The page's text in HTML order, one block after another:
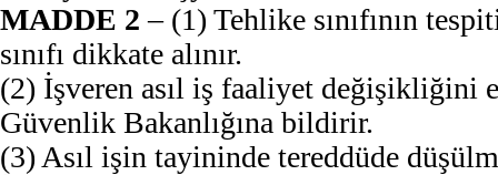
MADDE 2 – (1) Tehlike sınıfının
sınıfı dikkate alınır.
(2) İşveren asıl iş faaliyet değişikliğini
Güvenlik Bakanlığına bildirir.
(3) Asıl işin tayininde tereddüde